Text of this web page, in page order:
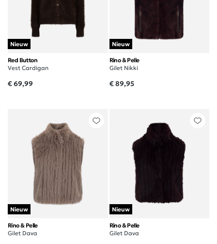
Nieuw
Red Button
Vest Cardigan
€ 69,99
Nieuw
Rino & Pelle
Gilet Nikki
€ 89,95
Nieuw
Rino & Pelle
Gilet Dava
Nieuw
Rino & Pelle
Gilet Dava